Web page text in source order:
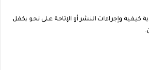
كيفية وإجراءات النشر أو الإتاحة على نحو يكفل